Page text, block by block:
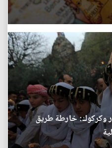
وكركوك: خارطة طريق